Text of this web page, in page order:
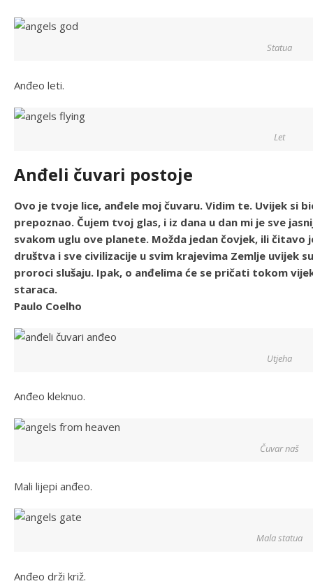
Statua
Anđeo leti.
Let
Anđeli čuvari postoje
Ovo je tvoje lice, anđele moj čuvaru. Vidim te. Uvijek si
prepoznao. Čujem tvoj glas, i iz dana u dan mi je sve
svakom uglu ove planete. Možda jedan čovjek, ili čitavo
društva i sve civilizacije u svim krajevima Zemlje uvijek
proroci slušaju. Ipak, o anđelima će se pričati tokom
staraca.
Paulo Coelho
Utjeha
Anđeo kleknuo.
Čuvar naš
Mali lijepi anđeo.
Mala statua
Anđeo drži križ.